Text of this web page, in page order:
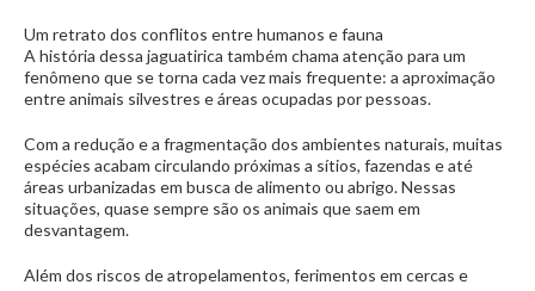
Um retrato dos conflitos entre humanos e fauna
A história dessa jaguatirica também chama atenção para um
fenômeno que se torna cada vez mais frequente: a aproximação
entre animais silvestres e áreas ocupadas por pessoas.
Com a redução e a fragmentação dos ambientes naturais, muitas
espécies acabam circulando próximas a sítios, fazendas e até
áreas urbanizadas em busca de alimento ou abrigo. Nessas
situações, quase sempre são os animais que saem em
desvantagem.
Além dos riscos de atropelamentos, ferimentos em cercas e